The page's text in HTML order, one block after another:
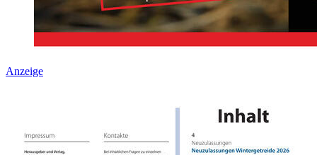
Anzeige